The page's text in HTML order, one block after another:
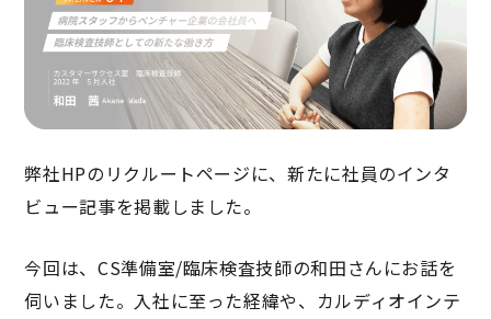
弊社HPのリクルートページに、新たに社員のインタ
ビュー記事を掲載しました。
今回は、CS準備室/臨床検査技師の和田さんにお話を
伺いました。入社に至った経緯や、カルディオインテ